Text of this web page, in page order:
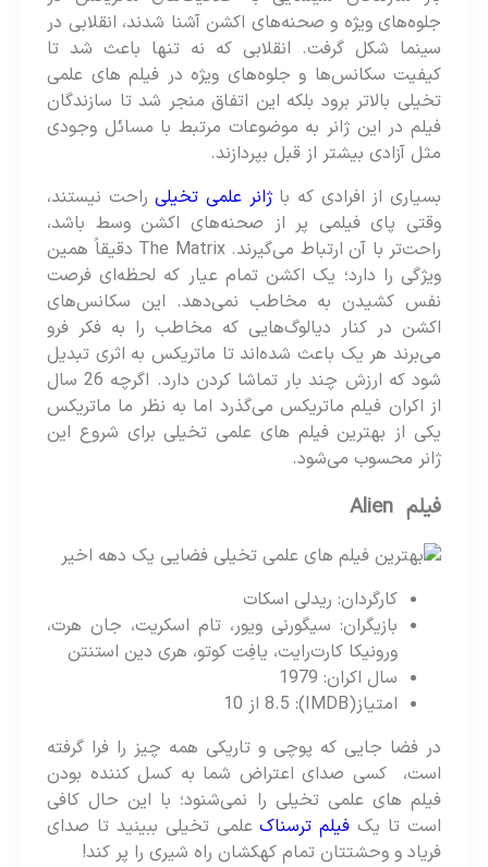
جلوه‌های ویژه و صحنه‌های اکشن آشنا شدند، انقلابی در
سینما شکل گرفت. انقلابی که نه تنها باعث شد تا
کیفیت سکانس‌ها و جلوه‌های ویژه در فیلم های علمی
تخیلی بالاتر برود بلکه این اتفاق منجر شد تا سازندگان
فیلم در این ژانر به موضوعات مرتبط با مسائل وجودی
مثل آزادی بیشتر از قبل بپردازند.
بسیاری از افرادی که با ژانر علمی‌ تخیلی راحت نیستند،
وقتی پای فیلمی پر از صحنه‌های اکشن وسط باشد،
راحت‌تر با آن ارتباط می‌گیرند. The Matrix دقیقاً همین
ویژگی را دارد؛ یک اکشن تمام‌ عیار که لحظه‌ای فرصت
نفس کشیدن به مخاطب نمی‌دهد. این سکانس‌های
اکشن در کنار دیالوگ‌هایی که مخاطب را به فکر فرو
می‌برند هر یک باعث شده‌اند تا ماتریکس به اثری تبدیل
شود که ارزش چند بار تماشا کردن دارد. اگرچه 26 سال
از اکران فیلم ماتریکس می‌گذرد اما به نظر ما ماتریکس
یکی از بهترین فیلم های علمی تخیلی برای شروع این
ژانر محسوب می‌شود.
فیلم Alien
کارگردان: ریدلی اسکات
بازیگران: سیگورنی ویور، تام اسکریت، جان هرت،
ورونیکا کارت‌رایت، یافِت کوتو، هری دین استنتن
سال اکران: 1979
امتیاز(IMDB): 8.5 از 10
در فضا جایی که پوچی و تاریکی همه چیز را فرا گرفته
است، کسی صدای اعتراض شما به کسل‌ کننده بودن
فیلم های علمی‌ تخیلی را نمی‌شنود؛ با این حال کافی
است تا یکفیلم ترسناکعلمی تخیلی ببینید تا صدای
فریاد و وحشتتان تمام کهکشان راه شیری را پر کند!